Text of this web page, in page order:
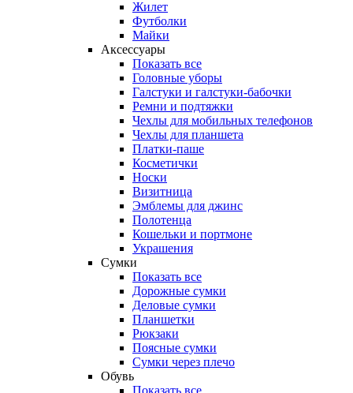
Жилет
Футболки
Майки
Аксессуары
Показать все
Головные уборы
Галстуки и галстуки-бабочки
Ремни и подтяжки
Чехлы для мобильных телефонов
Чехлы для планшета
Платки-паше
Косметички
Носки
Визитница
Эмблемы для джинс
Полотенца
Кошельки и портмоне
Украшения
Сумки
Показать все
Дорожные сумки
Деловые сумки
Планшетки
Рюкзаки
Поясные сумки
Сумки через плечо
Обувь
Показать все